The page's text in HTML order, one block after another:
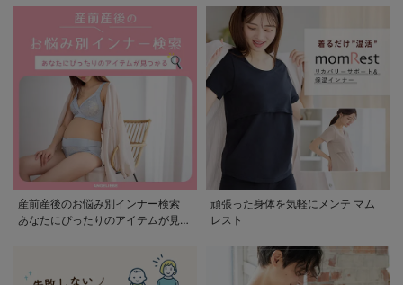
産前産後のお悩み別インナー検索
あなたにぴったりのアイテムが見つ
頑張った身体を気軽にメンテ マム
レスト